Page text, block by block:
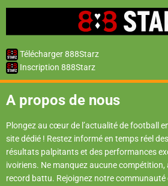
Télécharger 888Starz
Inscription 888Starz
A propos de nous
Plongez au cœur de l’actualité de football
site dédié ! Restez informé en temps réel
résultats palpitants et des performances
ivoiriens. Ne manquez aucune
record battu. Rejoignez notre communauté